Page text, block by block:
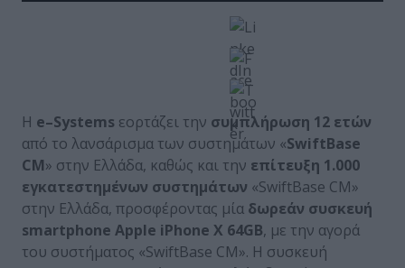
Η e–Systems εορτάζει την συμπλήρωση 12 ετών
από το λανσάρισμα των συστημάτων «SwiftBase
CM» στην Ελλάδα, καθώς και την επίτευξη 1.000
εγκατεστημένων συστημάτων «SwiftBase CM»
στην Ελλάδα, προσφέροντας μία δωρεάν συσκευή
smartphone Apple iPhone X 64GB, με την αγορά
του συστήματος «SwiftBase CM». Η συσκευή